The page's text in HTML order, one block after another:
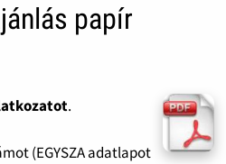
papír
.
(EGYSZA adatlapot